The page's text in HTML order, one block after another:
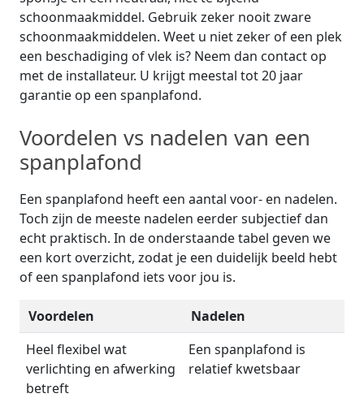
schoonmaakmiddel. Gebruik zeker nooit zware
schoonmaakmiddelen. Weet u niet zeker of een plek
een beschadiging of vlek is? Neem dan contact op
met de installateur. U krijgt meestal tot 20 jaar
garantie op een spanplafond.
Voordelen vs nadelen van een
spanplafond
Een spanplafond heeft een aantal voor- en nadelen.
Toch zijn de meeste nadelen eerder subjectief dan
echt praktisch. In de onderstaande tabel geven we
een kort overzicht, zodat je een duidelijk beeld hebt
of een spanplafond iets voor jou is.
Voordelen
Nadelen
Heel flexibel wat
verlichting en afwerking
betreft
Een spanplafond is
relatief kwetsbaar